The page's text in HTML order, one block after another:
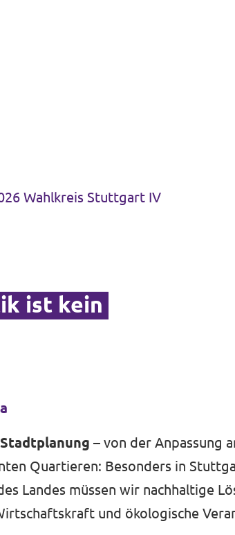
Wahlkreis Stuttgart IV
ist kein
– von der Anpassung
Quartieren: Besonders in
Landes müssen wir nachhaltige
und ökologische